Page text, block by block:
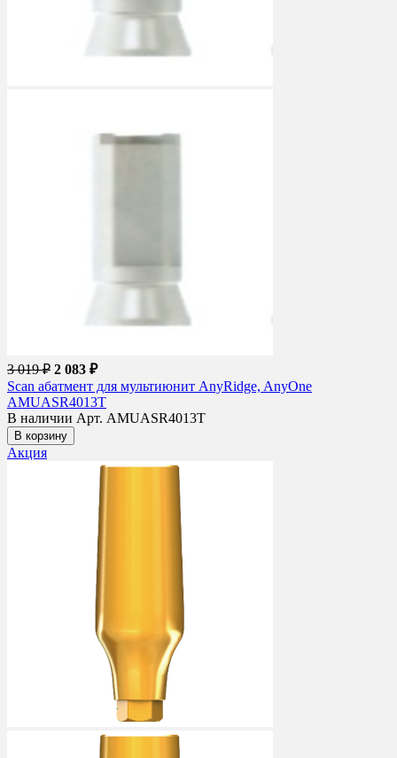
3 019 ₽ 2 083 ₽
Scan абатмент для мультиюнит AnyRidge, AnyOne
AMUASR4013T
В наличии Арт. AMUASR4013T
В корзину
Акция